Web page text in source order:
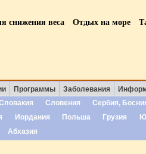
снижения веса Отдых на море
Программы Заболевания
Словения Сербия,
Иордания Польша Грузия
Абхазия